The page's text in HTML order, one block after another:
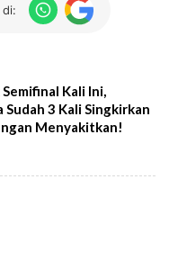
Kali Ini,
3 Kali Singkirkan
Menyakitkan!